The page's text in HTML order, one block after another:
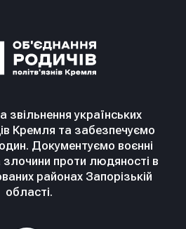
українських
Кремля та забезпечуємо
Документуємо воєнні
злочини проти людяності в
районах Запорізькій
області.